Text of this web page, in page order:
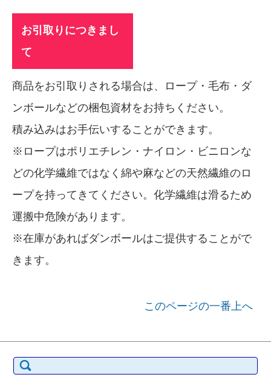
お引取りにつきまし
て
商品をお引取りされる場合は、ロープ・毛布・ダ
ンボールなどの梱包資材をお持ちください。
積み込みはお手伝いすることができます。
※ロープはポリエチレン・ナイロン・ビニロンな
どの化学繊維ではなく綿や麻などの天然繊維のロ
ープを持ってきてください。化学繊維は滑るため
運搬中危険があります。
※在庫があればダンボールはご提供することがで
きます。
このページの一番上へ
検索: